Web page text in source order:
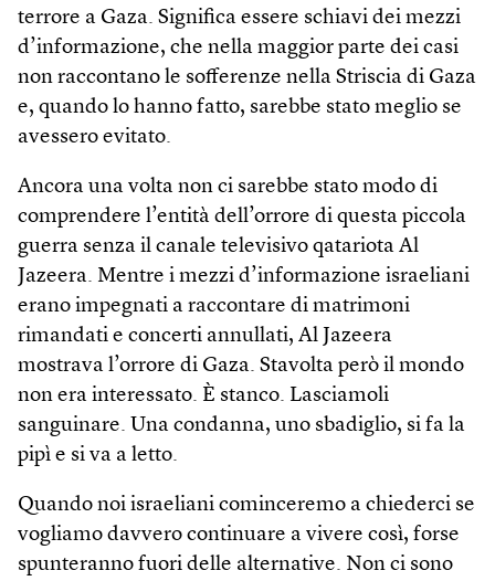
terrore a Gaza. Significa essere schiavi dei mezzi
d’informazione, che nella maggior parte dei casi
non raccontano le sofferenze nella Striscia di Gaza
e, quando lo hanno fatto, sarebbe stato meglio se
avessero evitato.
Ancora una volta non ci sarebbe stato modo di
comprendere l’entità dell’orrore di questa piccola
guerra senza il canale televisivo qatariota Al
Jazeera. Mentre i mezzi d’informazione israeliani
erano impegnati a raccontare di matrimoni
rimandati e concerti annullati, Al Jazeera
mostrava l’orrore di Gaza. Stavolta però il mondo
non era interessato. È stanco. Lasciamoli
sanguinare. Una condanna, uno sbadiglio, si fa la
pipì e si va a letto.
Quando noi israeliani cominceremo a chiederci se
vogliamo davvero continuare a vivere così, forse
spunteranno fuori delle alternative. Non ci sono